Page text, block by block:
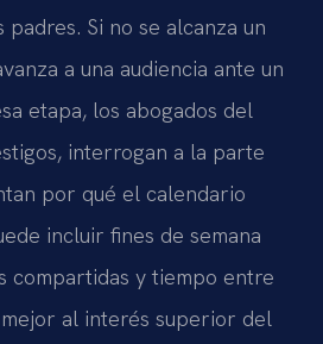
Si no se alcanza un
a una audiencia ante un
etapa, los abogados del
interrogan a la parte
por qué el calendario
incluir fines de semana
compartidas y tiempo entre
al interés superior del